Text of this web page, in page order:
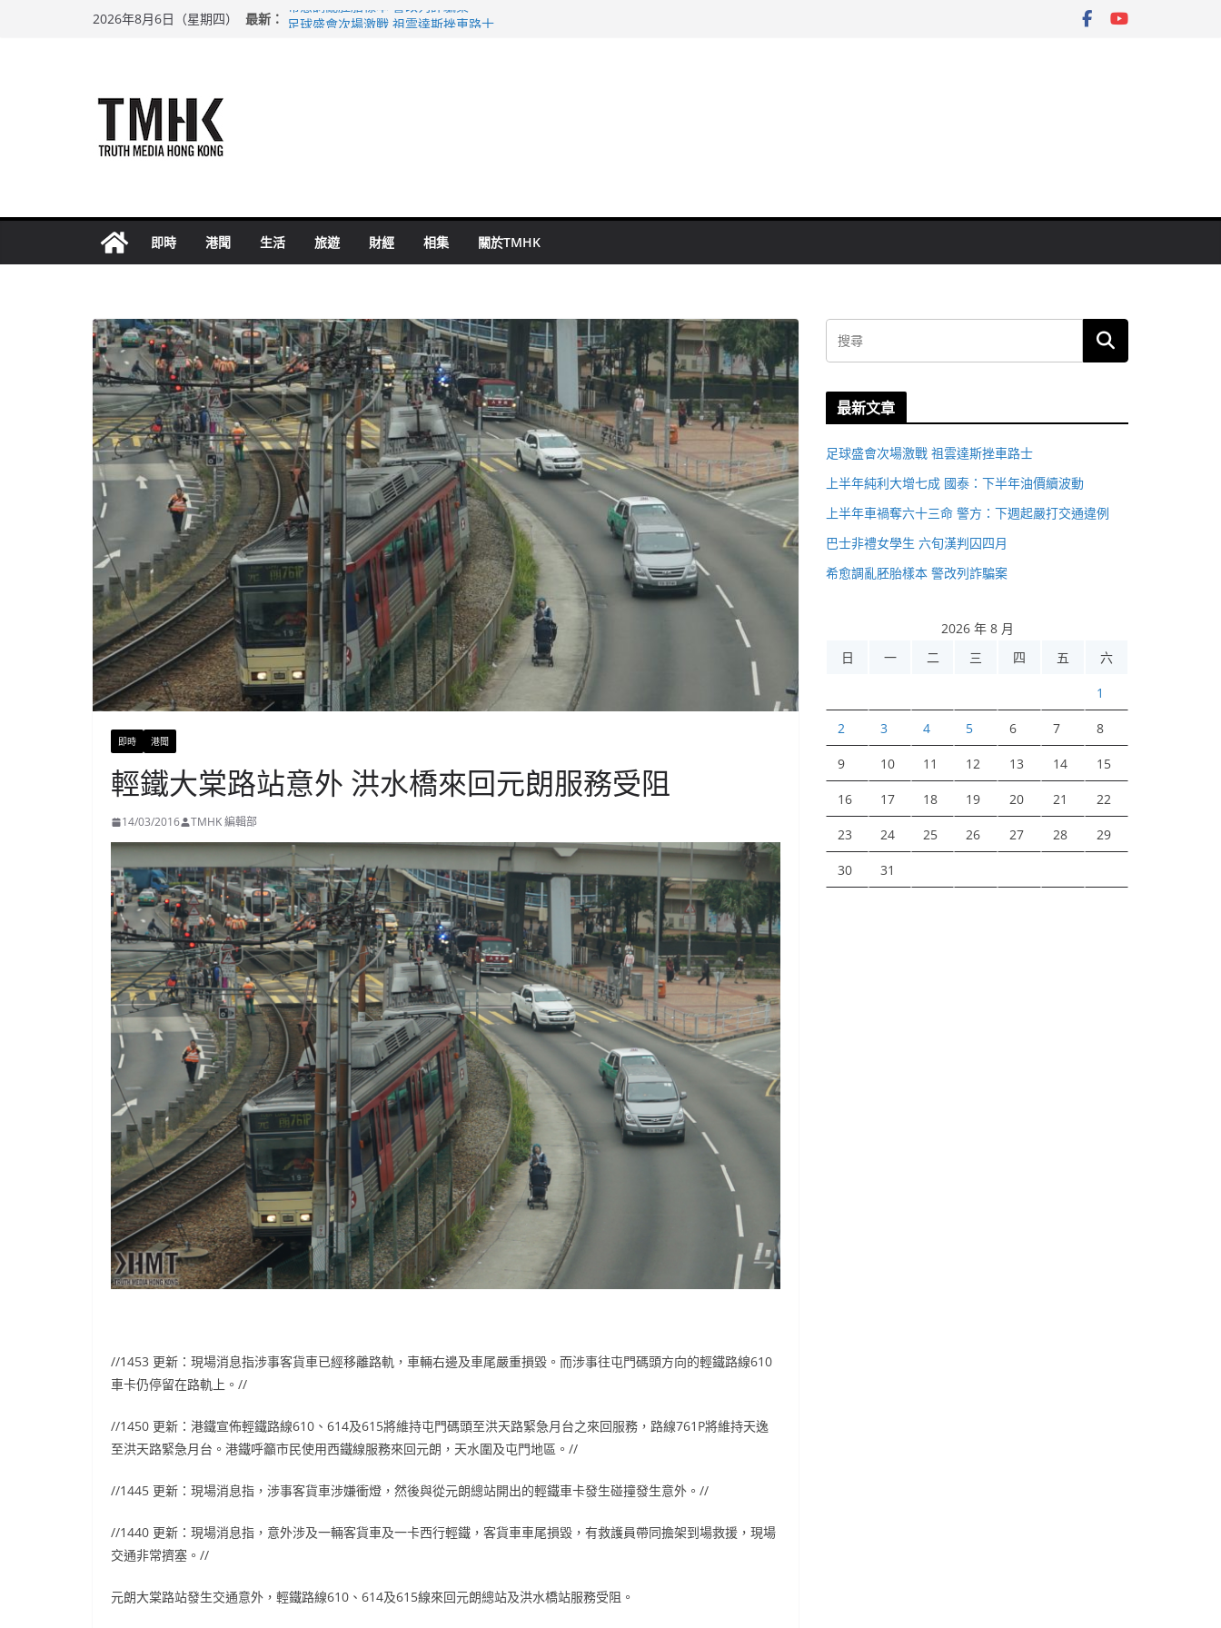
2026年8月6日（星期四） 最新： 希愈調亂胚胎樣本 警改列詐騙案
即時 港聞 生活 旅遊 財經 相集 關於TMHK
即時 港聞
輕鐵大棠路站意外 洪水橋來回元朗服務受阻
14/03/2016 TMHK 編輯部
//1453 更新：現場消息指涉事客貨車已經移離路軌，車輛右邊及車尾嚴重損毀。而涉事往屯門碼頭方向的輕鐵路線610
車卡仍停留在路軌上。//
//1450 更新：港鐵宣佈輕鐵路線610、614及615將維持屯門碼頭至洪天路緊急月台之來回服務，路線761P將維持天逸
至洪天路緊急月台。港鐵呼籲市民使用西鐵線服務來回元朗，天水圍及屯門地區。//
//1445 更新：現場消息指，涉事客貨車涉嫌衝燈，然後與從元朗總站開出的輕鐵車卡發生碰撞發生意外。//
//1440 更新：現場消息指，意外涉及一輛客貨車及一卡西行輕鐵，客貨車車尾損毀，有救護員帶同擔架到場救援，現場
交通非常擠塞。//
元朗大棠路站發生交通意外，輕鐵路線610、614及615線來回元朗總站及洪水橋站服務受阻。
最新文章
足球盛會次場激戰 祖雲達斯挫車路士
上半年純利大增七成 國泰：下半年油價續波動
上半年車禍奪六十三命 警方：下週起嚴打交通違例
巴士非禮女學生 六旬漢判囚四月
希愈調亂胚胎樣本 警改列詐騙案
2026 年 8 月
日
一 二 三 四 五 六
1
2 3 4 5 6 7 8
9 10 11 12 13 14 15
16 17 18 19 20 21 22
23 24 25 26 27 28 29
30 31